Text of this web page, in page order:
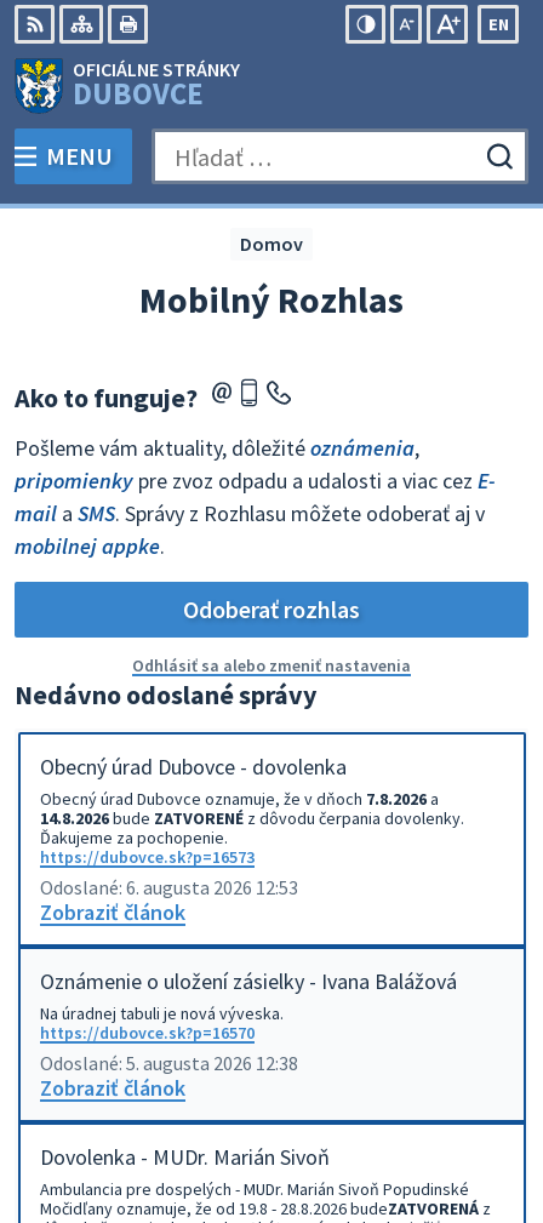
Preskočiť
na
obsah
RSS Mapa
EN
OFICIÁLNE STRÁNKY
DUBOVCE
PREPNÚŤ
MENU Hľadať:
Mobilný Rozhlas
Domov
Ako to funguje?
Pošleme vám aktuality, dôležitéoznámenia,
pripomienky pre zvoz odpadu a udalosti a viac cez E-
mail a SMS. Správy z Rozhlasu môžete odoberať aj v
mobilnej appke.
Odoberať rozhlas
Odhlásiť sa alebo zmeniť nastavenia
Nedávno odoslané správy
Obecný úrad Dubovce - dovolenka
Obecný úrad Dubovce oznamuje, že v dňoch 7.8.2026a
14.8.2026bude ZATVORENÉz dôvodu čerpania dovolenky.
Ďakujeme za pochopenie.
https://dubovce.sk?p=16573
Odoslané: 6. augusta 2026 12:53
Zobraziť článok
Oznámenie o uložení zásielky - Ivana Balážová
Na úradnej tabuli je nová výveska.
https://dubovce.sk?p=16570
Odoslané: 5. augusta 2026 12:38
Zobraziť článok
Dovolenka - MUDr. Marián Sivoň
Ambulancia pre dospelých - MUDr. Marián Sivoň Popudinské
Močidľany oznamuje, že od 19.8 - 28.8.2026 budeZATVORENÁ z